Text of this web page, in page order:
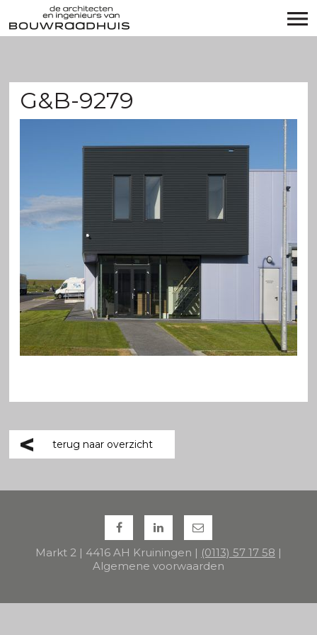
G&B-9279
terug naar overzicht
Markt 2 | 4416 AH Kruiningen | (0113) 57 17 58 |
Algemene voorwaarden